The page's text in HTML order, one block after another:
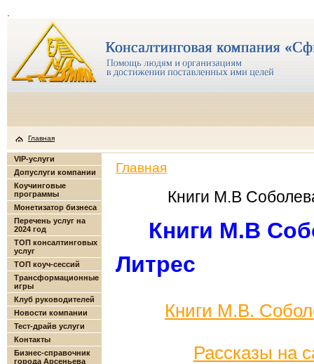
Главная
VIP-услуги
Допуслуги компании
Коучинговые
программы
Монетизатор бизнеса
Перечень услуг на
2024 год
ТОП консалтинговых
услуг
ТОП коуч-сессий
Трансформационные
игры
Клуб руководителей
Новости компании
Тест-драйв услуги
Контакты
Бизнес-справочник
города Арсеньева
Главная
Книги М.В
Книги М.В
Литрес
Книги М.В.
Рассказы на